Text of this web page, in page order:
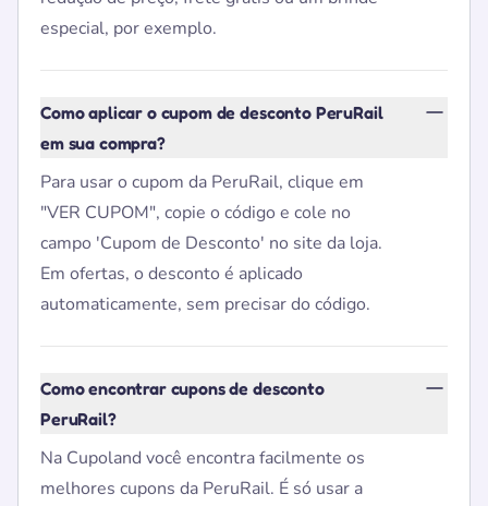
especial, por exemplo.
Como aplicar o cupom de desconto PeruRail
em sua compra?
Para usar o cupom da PeruRail, clique em
"VER CUPOM", copie o código e cole no
campo 'Cupom de Desconto' no site da loja.
Em ofertas, o desconto é aplicado
automaticamente, sem precisar do código.
Como encontrar cupons de desconto
PeruRail?
Na Cupoland você encontra facilmente os
melhores cupons da PeruRail. É só usar a